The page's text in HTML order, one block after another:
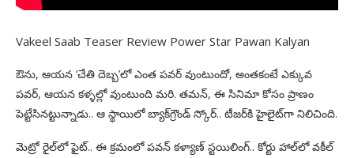
Vakeel Saab Teaser Review Power Star Pawan Kalyan
ఔను, ఆయన ‘చేతి దెబ్బ’లో ఎంత పవర్‌ వుంటుందో, అంతకంటే ఎక్కువ
పవర్‌, ఆయన కళ్ళల్లో వుంటుంది మరి. తమన్‌, ఈ సినిమా కోసం ప్రాణం
పెట్టేసినట్టున్నాడు.. ఆ స్థాయిలో బ్యాక్‌గ్రౌండ్‌ స్కోర్‌.. టీజర్‌కి హైలైట్‌గా నిలిచింది.
మెట్రో రైల్‌లో ఫైట్‌.. ఈ క్రమంలో పవన్‌ కళ్యాణ్‌ స్టయిలింగ్‌.. కోర్టు హాల్‌లో వకీల్‌